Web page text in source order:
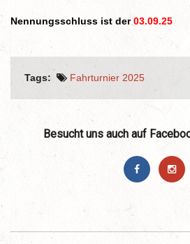
Nennungsschluss ist der03.09.25
Tags: Fahrturnier 2025
Besucht uns auch auf